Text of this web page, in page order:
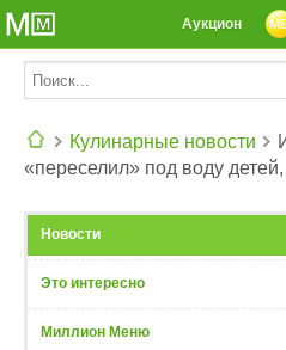
Аукцион
Кулинарные новости
«переселил» под воду
Новости
Это интересно
Миллион Меню